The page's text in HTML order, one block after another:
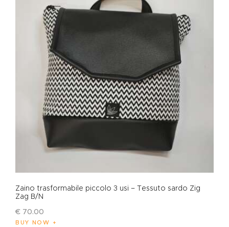
Zaino trasformabile piccolo 3 usi – Tessuto sardo Zig
Zag B/N
€ 70.00
BUY NOW